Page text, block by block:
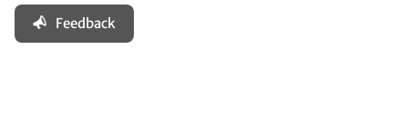
Feedback